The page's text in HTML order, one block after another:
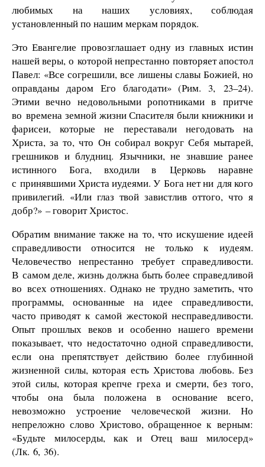
любимых на наших условиях, соблюдая
установленный по нашим меркам порядок.
Это Евангелие провозглашает одну из главных истин
нашей веры, о которой непрестанно повторяет апостол
Павел: «Все согрешили, все лишены славы Божией, но
оправданы даром Его благодати» (Рим. 3, 23–24).
Этими вечно недовольными ропотниками в притче
во времена земной жизни Спасителя были книжники и
фарисеи, которые не переставали негодовать на
Христа, за то, что Он собирал вокруг Себя мытарей,
грешников и блудниц. Язычники, не знавшие ранее
истинного Бога, входили в Церковь наравне
с принявшими Христа иудеями. У Бога нет ни для кого
привилегий. «Или глаз твой завистлив оттого, что я
добр?» – говорит Христос.
Обратим внимание также на то, что искушение идеей
справедливости относится не только к иудеям.
Человечество непрестанно требует справедливости.
В самом деле, жизнь должна быть более справедливой
во всех отношениях. Однако не трудно заметить, что
программы, основанные на идее справедливости,
часто приводят к самой жестокой несправедливости.
Опыт прошлых веков и особенно нашего времени
показывает, что недостаточно одной справедливости,
если она препятствует действию более глубинной
жизненной силы, которая есть Христова любовь. Без
этой силы, которая крепче греха и смерти, без того,
чтобы она была положена в основание всего,
невозможно устроение человеческой жизни. Но
непреложно слово Христово, обращенное к верным:
«Будьте милосерды, как и Отец ваш милосерд»
(Лк. 6, 36).